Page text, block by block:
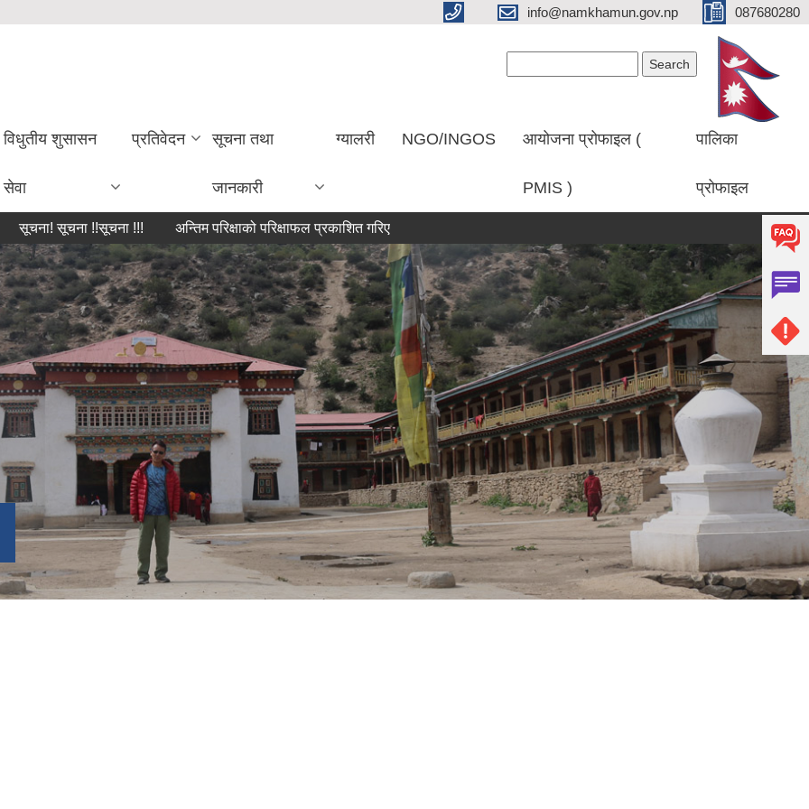
info@namkhamun.gov.np 087680280
विधुतीय शुसासन
सेवा
प्रतिवेदन सूचना तथा
जानकारी
ग्यालरी NGO/INGOS आयोजना प्रोफाइल (
PMIS )
पालिका
प्रोफाइल
!!सूचना !!! अन्तिम परिक्षाको परिक्षाफल प्रकाशित गरिएको सम्बन्धमा।